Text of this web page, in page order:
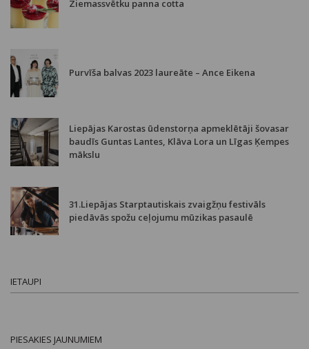
Ziemassvētku panna cotta
Purvīša balvas 2023 laureāte – Ance Eikena
Liepājas Karostas ūdenstorņa apmeklētāji šovasar
baudīs Guntas Lantes, Klāva Lora un Līgas Ķempes
mākslu
31.Liepājas Starptautiskais zvaigžņu festivāls
piedāvās spožu ceļojumu mūzikas pasaulē
IETAUPI
PIESAKIES JAUNUMIEM